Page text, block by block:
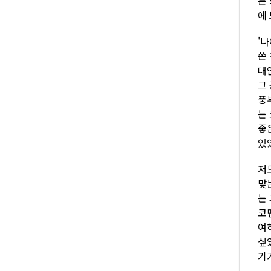
에
'
쓴
대
그
풍
는
좋
있
저
맞
는
코
여
싶
기